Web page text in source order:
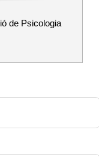
de Psicologia